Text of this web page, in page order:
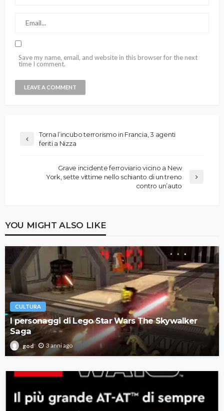
Save my name, email, and website in this browser for the next
time I comment.
Torna l’incubo terrorismo in Francia, 3 agenti
feriti a Nizza
Grave incidente ferroviario vicino a New
York, sette vittime nello schianto di un treno
contro un’auto
YOU MIGHT ALSO LIKE
CULTURA
I personaggi di Lego Star Wars The Skywalker
Saga
god 3 anni ago